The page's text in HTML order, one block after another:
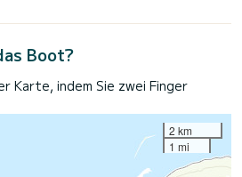
Boot?
Karte, indem Sie zwei Finger
2 km
1 mi